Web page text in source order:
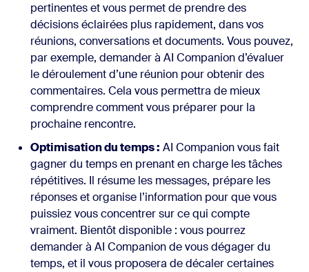
pertinentes et vous permet de prendre des
décisions éclairées plus rapidement, dans vos
réunions, conversations et documents. Vous pouvez,
par exemple, demander à AI Companion d’évaluer
le déroulement d’une réunion pour obtenir des
commentaires. Cela vous permettra de mieux
comprendre comment vous préparer pour la
prochaine rencontre.
Optimisation du temps : AI Companion vous fait
gagner du temps en prenant en charge les tâches
répétitives. Il résume les messages, prépare les
réponses et organise l’information pour que vous
puissiez vous concentrer sur ce qui compte
vraiment. Bientôt disponible : vous pourrez
demander à AI Companion de vous dégager du
temps, et il vous proposera de décaler certaines